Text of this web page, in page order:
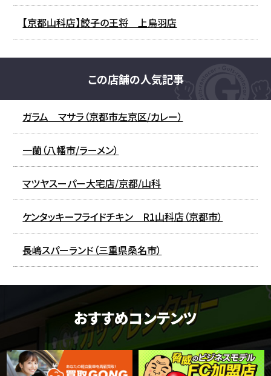
【京都山科店】餃子の王将 上鳥羽店
この店舗の人気記事
ガラム マサラ（京都市左京区/カレー）
一蘭（八幡市/ラーメン）
マツヤスーパー大宅店/京都/山科
ケンタッキーフライドチキン R1山科店（京都市）
長嶋スパーランド（三重県桑名市）
おすすめコンテンツ